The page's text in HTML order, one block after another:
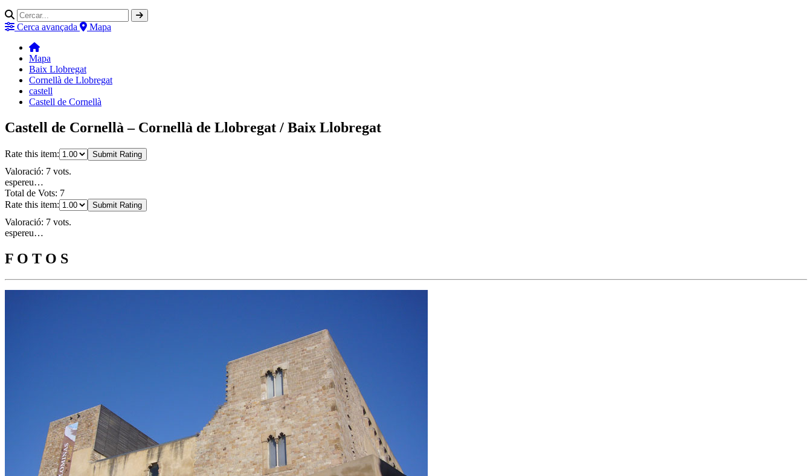
Cerca avançada Mapa
Mapa
Baix Llobregat
Cornellà de Llobregat
castell
Castell de Cornellà
Castell de Cornellà – Cornellà de Llobregat / Baix Llobregat
Rate this item: Submit Rating
Valoració: 7 vots.
espereu…
Total de Vots: 7
Rate this item:
Submit Rating
Valoració: 7 vots.
espereu…
F O T O S